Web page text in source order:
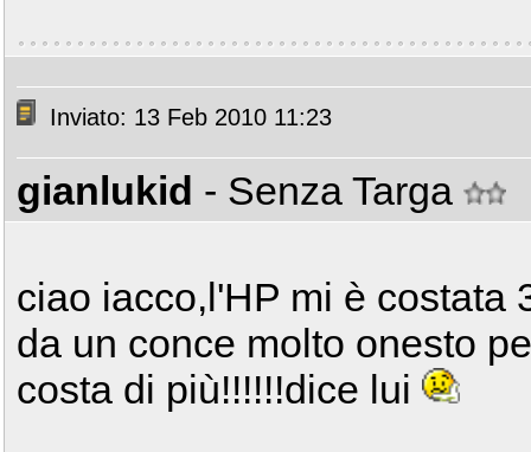
Inviato: 13 Feb 2010 11:23
gianlukid - Senza Targa
ciao iacco,l'HP mi è costata
da un conce molto onesto
costa di più!!!!!!dice lui